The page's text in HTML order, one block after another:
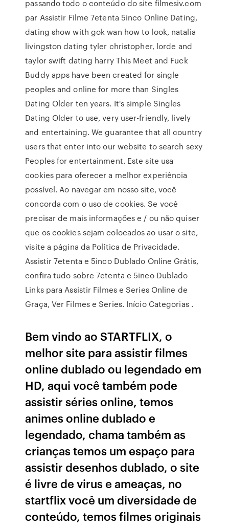
passando todo o conteúdo do site filmesiv.com
par Assistir Filme 7etenta 5inco Online Dating,
dating show with gok wan how to look, natalia
livingston dating tyler christopher, lorde and
taylor swift dating harry This Meet and Fuck
Buddy apps have been created for single
peoples and online for more than Singles
Dating Older ten years. It's simple Singles
Dating Older to use, very user-friendly, lively
and entertaining. We guarantee that all country
users that enter into our website to search sexy
Peoples for entertainment. Este site usa
cookies para oferecer a melhor experiência
possível. Ao navegar em nosso site, você
concorda com o uso de cookies. Se você
precisar de mais informações e / ou não quiser
que os cookies sejam colocados ao usar o site,
visite a página da Política de Privacidade.
Assistir 7etenta e 5inco Dublado Online Grátis,
confira tudo sobre 7etenta e 5inco Dublado
Links para Assistir Filmes e Series Online de
Graça, Ver Filmes e Series. Início Categorias .
Bem vindo ao STARTFLIX, o
melhor site para assistir filmes
online dublado ou legendado em
HD, aqui você também pode
assistir séries online, temos
animes online dublado e
legendado, chama também as
crianças temos um espaço para
assistir desenhos dublado, o site
é livre de virus e ameaças, no
startflix você um diversidade de
conteúdo, temos filmes originais